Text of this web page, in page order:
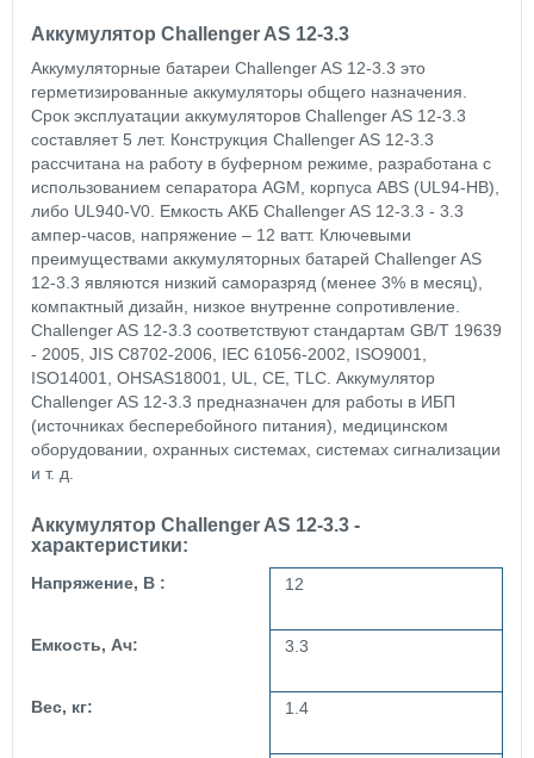
Аккумулятор Challenger AS 12-3.3
Аккумуляторные батареи Challenger AS 12-3.3 это
герметизированные аккумуляторы общего назначения.
Срок эксплуатации аккумуляторов Challenger AS 12-3.3
составляет 5 лет. Конструкция Challenger AS 12-3.3
рассчитана на работу в буферном режиме, разработана с
использованием сепаратора AGM, корпуса ABS (UL94-HB),
либо UL940-V0. Емкость АКБ Challenger AS 12-3.3 - 3.3
ампер-часов, напряжение – 12 ватт. Ключевыми
преимуществами аккумуляторных батарей Challenger AS
12-3.3 являются низкий саморазряд (менее 3% в месяц),
компактный дизайн, низкое внутренне сопротивление.
Challenger AS 12-3.3 cоответствуют стандартам GB/T 19639
- 2005, JIS С8702-2006, IEC 61056-2002, ISO9001,
ISO14001, OHSAS18001, UL, CE, TLC. Аккумулятор
Challenger AS 12-3.3 предназначен для работы в ИБП
(источниках бесперебойного питания), медицинском
оборудовании, охранных системах, системах сигнализации
и т. д.
Аккумулятор Challenger AS 12-3.3 -
характеристики:
Напряжение, В : 12
Емкость, Ач: 3.3
Вес, кг: 1.4